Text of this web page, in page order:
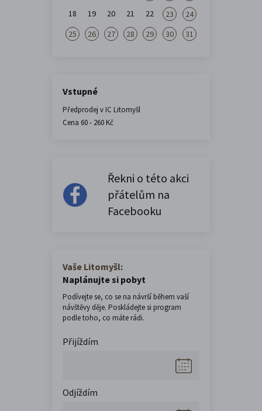
18
19 20 21 22 23
24
25
26 27 28 29 30 31
Vstupné
Předprodej v IC Litomyšl
Cena 60 - 260 Kč
Řekni o této akci
přátelům na
Facebooku
Vaše Litomyšl:
Naplánujte si pobyt
Podívejte se, co se na návrší během vaší
návštěvy děje. Poskládejte si program
podle toho, co máte rádi.
Přijíždím
Odjíždím